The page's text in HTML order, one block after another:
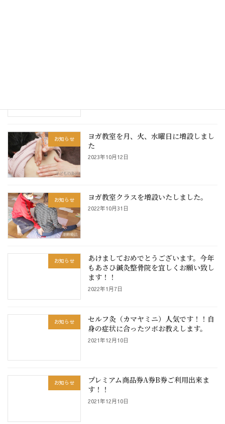
お知らせ
ヨガ教室を月、火、水曜日に増設しまし
た
2023年10月12日
お知らせ ヨガ教室クラスを増設いたしました。
2022年10月31日
お知らせ
あけましておめでとうございます。今年
もあさひ鍼灸整骨院を宜しくお願い致し
ます！！
2022年1月7日
お知らせ
セルフ灸（カマヤミニ）人気です！！自
身の症状に合ったツボお教えします。
2021年12月10日
お知らせ
プレミアム商品券A券B券ご利用出来ま
す！！
2021年12月10日